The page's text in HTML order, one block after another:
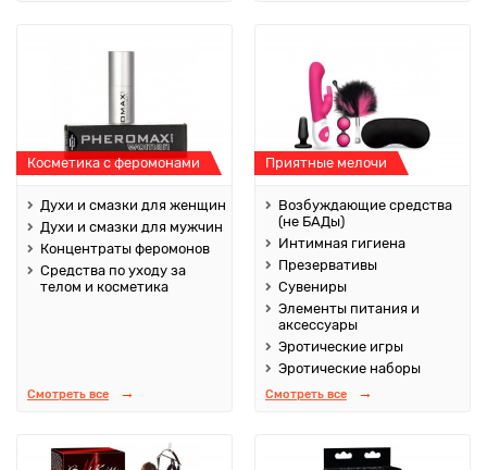
Косметика с феромонами
Духи и смазки для женщин
Духи и смазки для мужчин
Концентраты феромонов
Средства по уходу за
телом и косметика
Смотреть все
Приятные мелочи
Возбуждающие средства
(не БАДы)
Интимная гигиена
Презервативы
Сувениры
Элементы питания и
аксессуары
Эротические игры
Эротические наборы
Смотреть все